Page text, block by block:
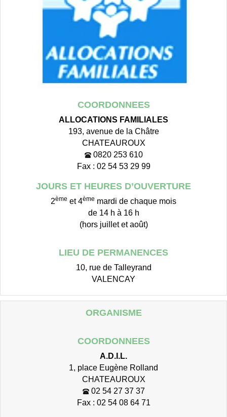
COORDONNEES
ALLOCATIONS FAMILIALES
193, avenue de la Châtre
CHATEAUROUX
0820 253 610
Fax : 02 54 53 29 99
JOURS ET HEURES D’OUVERTURE
2ème et 4ème mardi de chaque mois
de 14 h à 16 h
(hors juillet et août)
LIEU DE PERMANENCES
10, rue de Talleyrand
VALENCAY
ORGANISME
COORDONNEES
A.D.I.L.
1, place Eugène Rolland
CHATEAUROUX
02 54 27 37 37
Fax : 02 54 08 64 71